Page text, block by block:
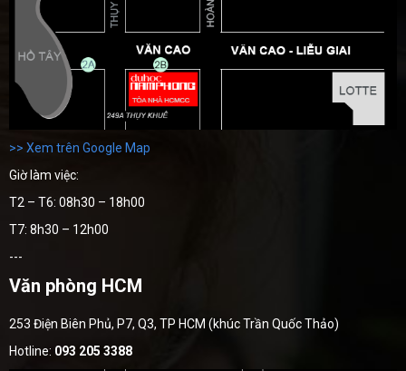
>> Xem trên Google Map
Giờ làm việc:
T2 – T6: 08h30 – 18h00
T7: 8h30 – 12h00
---
Văn phòng HCM
253 Điện Biên Phủ, P7, Q3, TP HCM (khúc Trần Quốc Thảo)
Hotline: 093 205 3388